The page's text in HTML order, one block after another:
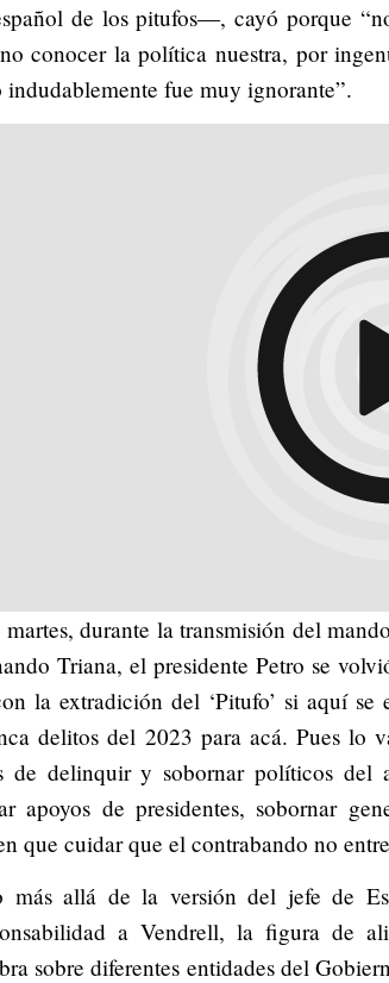
de los pitufos—, cayó porque
conocer la política nuestra, por
indudablemente fue muy ignorante”.
martes, durante la transmisión del
Triana, el presidente Petro se
la extradición del ‘Pitufo’ si aquí se
delitos del 2023 para acá. Pues lo
de delinquir y sobornar políticos del
apoyos de presidentes, sobornar
que cuidar que el contrabando no
más allá de la versión del jefe de
a Vendrell, la figura de
sobre diferentes entidades del